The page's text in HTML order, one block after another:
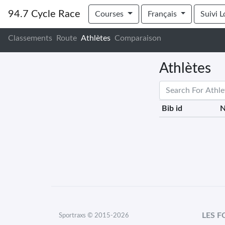
94.7 Cycle Race Courses Français Suivi
Classements Route Athlètes Comparaison
Athlètes
Bib id
Sportraxs © 2015-2026
LES